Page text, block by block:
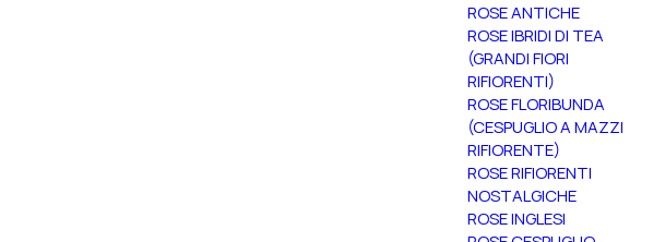
ROSE ANTICHE
ROSE IBRIDI DI TEA
(GRANDI FIORI
RIFIORENTI)
ROSE FLORIBUNDA
(CESPUGLIO A MAZZI
RIFIORENTE)
ROSE RIFIORENTI
NOSTALGICHE
ROSE INGLESI